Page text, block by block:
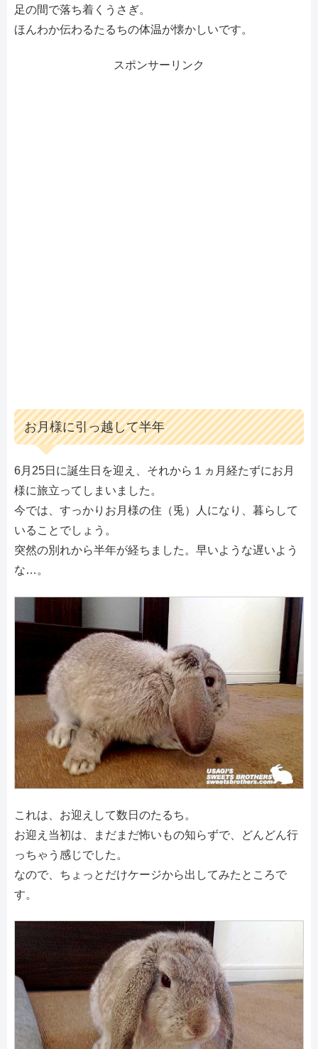
足の間で落ち着くうさぎ。
ほんわか伝わるたるちの体温が懐かしいです。
スポンサーリンク
お月様に引っ越して半年
6月25日に誕生日を迎え、それから１ヵ月経たずにお月
様に旅立ってしまいました。
今では、すっかりお月様の住（兎）人になり、暮らして
いることでしょう。
突然の別れから半年が経ちました。早いような遅いよう
な…。
これは、お迎えして数日のたるち。
お迎え当初は、まだまだ怖いもの知らずで、どんどん行
っちゃう感じでした。
なので、ちょっとだけケージから出してみたところで
す。